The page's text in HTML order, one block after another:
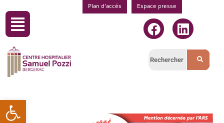
Ouvrir la barre d’outils
Plan d’accés Espace presse